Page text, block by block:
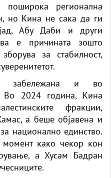
поширока регионална
но Кина не сака да ги
Абу Даби и други
е причината зошто
за стабилност,
забележана и во
Во 2024 година, Кина
фракции,
а беше објавена и
национално единство.
момент како чекор кон
а Хусам Бадран